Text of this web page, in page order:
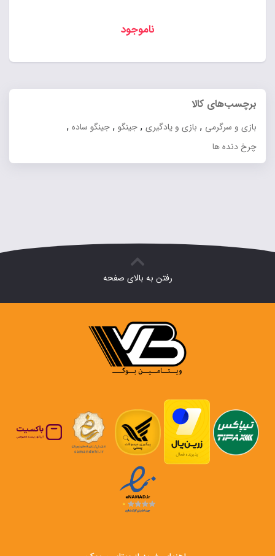
ناموجود
برچسب‌های کالا
بازی و سرگرمی , بازی و یادگیری , جینگو , جینگو ساده ,
چرخ دنده ها
رفتن به بالای صفحه